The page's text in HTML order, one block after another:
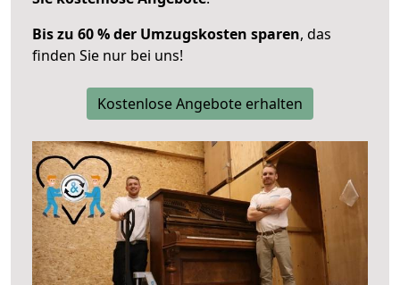
Bis zu 60 % der Umzugskosten sparen, das
finden Sie nur bei uns!
Kostenlose Angebote erhalten